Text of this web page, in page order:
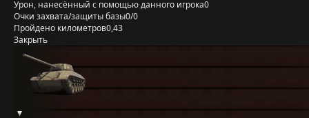
Урон, нанесённый с помощью данного игрока0
Очки захвата/защиты базы0/0
Пройдено километров0,43
Закрыть